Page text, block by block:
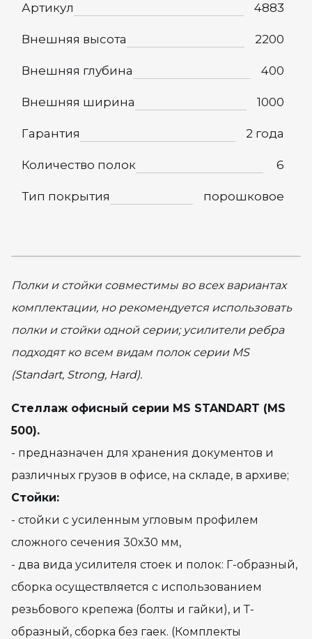
Артикул 4883
Внешняя высота 2200
Внешняя глубина 400
Внешняя ширина 1000
Гарантия 2 года
Количество полок 6
Тип покрытия порошковое
Полки и стойки совместимы во всех вариантах
комплектации, но рекомендуется использовать
полки и стойки одной серии; усилители ребра
подходят ко всем видам полок серии MS
(Standart, Strong, Hard).
Стеллаж офисный серии MS STANDART (MS
500).
- предназначен для хранения документов и
различных грузов в офисе, на складе, в архиве;
Стойки:
- стойки с усиленным угловым профилем
сложного сечения 30х30 мм,
- два вида усилителя стоек и полок: Г-образный,
сборка осуществляется с использованием
резьбового крепежа (болты и гайки), и Т-
образный, сборка без гаек. (Комплекты